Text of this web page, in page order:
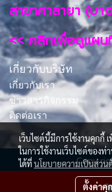
สาขาศาลายา (บา
<< คลิกเพื่อดูแผน
เกี่ยวกับบริษัท
เกี่ยวกับเรา
ข่าวสารกิจกรรม
ติดต่อเรา
Copy
ผู้เข้า
เว็บไซต์นี้มีการใช้งานคุก
ในการใช้งานเว็บไซต์ของ
ได้ที่นโยบายความเป็นส่วน
ตั้งค่าคุ